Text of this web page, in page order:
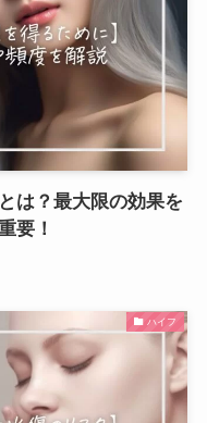
は？最大限の効果を
要！
ハイフ